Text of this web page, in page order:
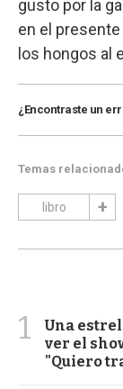
gusto por la
en el
los hongos al
¿Encontraste un
Temas
libro
1
Una
ver el
"Quiero